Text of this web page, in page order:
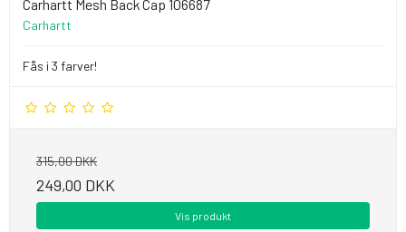
Carhartt Mesh Back Cap 106687
Carhartt
Fås i 3 farver!
315,00 DKK
249,00 DKK
Vis produkt